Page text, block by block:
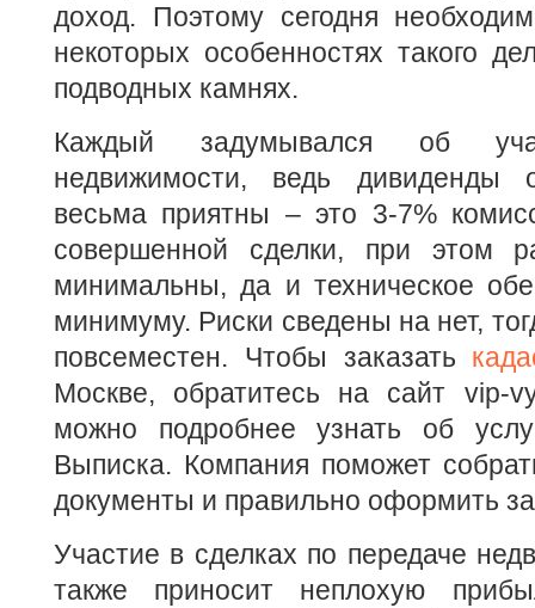
доход. Поэтому сегодня
некоторых особенностях такого
подводных камнях.
Каждый задумывался об
недвижимости, ведь дивиденды
весьма приятны – это 3-7%
совершенной сделки, при этом
минимальны, да и техническое
минимуму. Риски сведены на нет,
повсеместен. Чтобы заказать
Москве, обратитесь на сайт vip-
можно подробнее узнать об
Выписка. Компания поможет
документы и правильно оформить
Участие в сделках по передаче
также приносит неплохую